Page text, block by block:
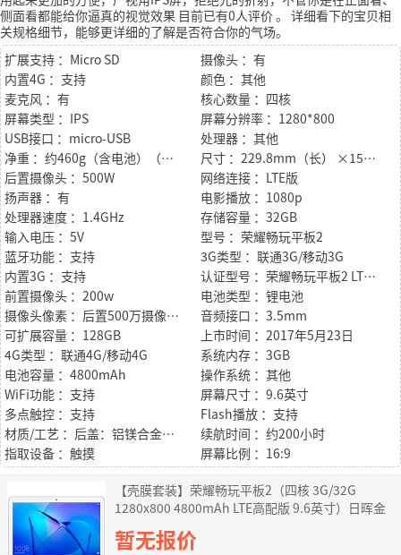
侧面看都能给你逼真的视觉效果 目前已有0人评价。 详细看下的宝贝相
关规格细节，能够更详细的了解是否符合你的气场。
扩展支持 ：Micro SD
摄像头 ：有
内置4G ：支持
颜色 ：其他
麦克风 ：有
核心数量 ：四核
屏幕类型 ：IPS
屏幕分辨率 ：1280*800
USB接口 ：micro-USB
处理器 ：其他
净重 ：约460g（含电池）（机身）
尺寸 ：229.8mm（长） ×159.8mm（宽）×7.95 mm（厚）（机身）
后置摄像头 ：500W
网络连接 ：LTE版
扬声器 ：有
电影播放 ：1080p
处理器速度 ：1.4GHz
存储容量 ：32GB
输入电压 ：5V
型号 ：荣耀畅玩平板2
蓝牙功能 ：支持
3G类型 ：联通3G/移动3G
内置3G ：支持
认证型号 ：荣耀畅玩平板2 LTE高配版（9.6寸）
前置摄像头 ：200w
电池类型 ：锂电池
摄像头像素 ：后置500万摄像头/前置200万摄像头
音频接口 ：3.5mm
可扩展容量 ：128GB
上市时间 ：2017年5月23日
4G类型 ：联通4G/移动4G
系统内存 ：3GB
电池容量 ：4800mAh
操作系统 ：其他
WiFi功能 ：支持
屏幕尺寸 ：9.6英寸
多点触控 ：支持
Flash播放 ：支持
材质/工艺 ：后盖：铝镁合金，无边框
续航时间 ：约200小时
指取设备 ：触摸
屏幕比例 ：16:9
【壳膜套装】荣耀畅玩平板2（四核 3G/32G
1280x800 4800mAh LTE高配版 9.6英寸）日晖金
暂无报价